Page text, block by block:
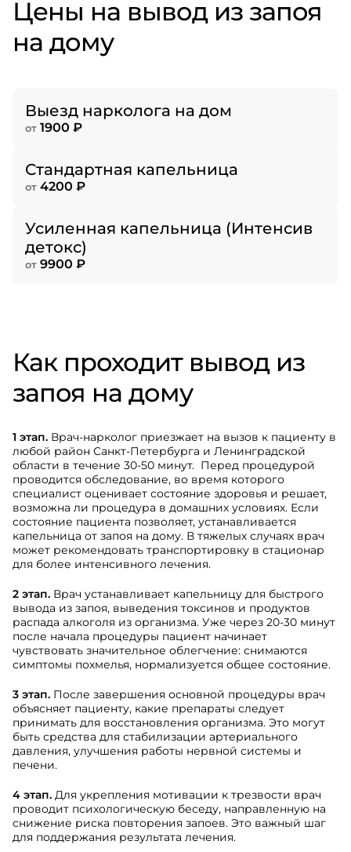
Цены на вывод из запоя
на дому
Выезд нарколога на дом
от 1900 ₽
Стандартная капельница
от 4200 ₽
Усиленная капельница (Интенсив
детокс)
от 9900 ₽
Как проходит вывод из
запоя на дому
1 этап. Врач-нарколог приезжает на вызов к пациенту в
любой район Санкт-Петербурга и Ленинградской
области в течение 30-50 минут. Перед процедурой
проводится обследование, во время которого
специалист оценивает состояние здоровья и решает,
возможна ли процедура в домашних условиях. Если
состояние пациента позволяет, устанавливается
капельница от запоя на дому. В тяжелых случаях врач
может рекомендовать транспортировку в стационар
для более интенсивного лечения.
2 этап. Врач устанавливает капельницу для быстрого
вывода из запоя, выведения токсинов и продуктов
распада алкоголя из организма. Уже через 20-30 минут
после начала процедуры пациент начинает
чувствовать значительное облегчение: снимаются
симптомы похмелья, нормализуется общее состояние.
3 этап. После завершения основной процедуры врач
объясняет пациенту, какие препараты следует
принимать для восстановления организма. Это могут
быть средства для стабилизации артериального
давления, улучшения работы нервной системы и
печени.
4 этап. Для укрепления мотивации к трезвости врач
проводит психологическую беседу, направленную на
снижение риска повторения запоев. Это важный шаг
для поддержания результата лечения.